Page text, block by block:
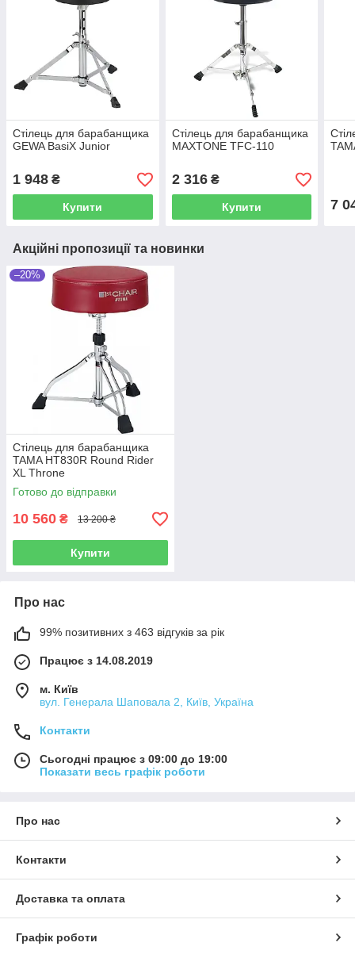
Стілець для барабанщика
GEWA BasiX Junior
1 948 ₴
Купити
Стілець для барабанщика
MAXTONE TFC-110
2 316₴
Купити 7
Акційні пропозиції та новинки
–20%
Стілець для барабанщика
TAMA HT830R Round Rider
XL Throne
Готово до відправки
10 560 ₴ 13 200 ₴
Купити
Про нас
99% позитивних з 463 відгуків за рік
Працює з 14.08.2019
м. Київ
вул. Генерала Шаповала 2, Київ, Україна
Контакти
Сьогодні працює з 09:00 до 19:00
Показати весь графік роботи
Про нас
Контакти
Доставка та оплата
Графік роботи